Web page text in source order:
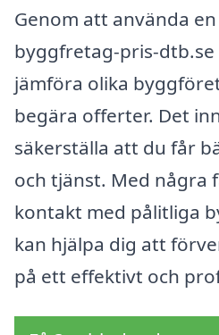
Genom att använda
byggfretag-pris-dtb.se
jämföra olika
begära offerter. Det
säkerställa att du får
och tjänst. Med några
kontakt med pålitliga
kan hjälpa dig att
på ett effektivt och